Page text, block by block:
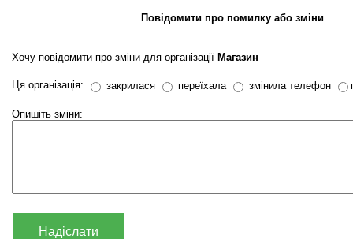
Повідомити про помилку або зміни
Хочу повідомити про зміни для організації Магазин
Ця організація: закрилася переїхала змінила телефон
Опишіть зміни:
Надіслати